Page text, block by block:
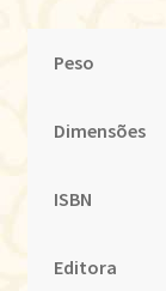
Peso
Dimensões
ISBN
Editora